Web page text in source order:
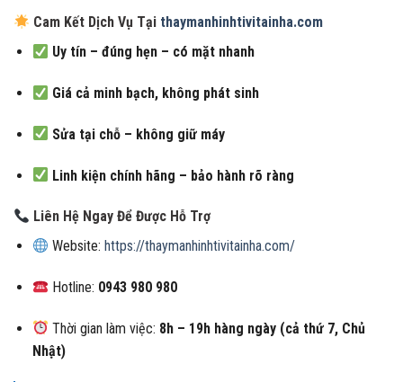
Cam Kết Dịch Vụ Tại thaymanhinhtivitainha.com
Uy tín – đúng hẹn – có mặt nhanh
Giá cả minh bạch, không phát sinh
Sửa tại chỗ – không giữ máy
Linh kiện chính hãng – bảo hành rõ ràng
Liên Hệ Ngay Để Được Hỗ Trợ
Website: https://thaymanhinhtivitainha.com/
Hotline: 0943 980 980
Thời gian làm việc: 8h – 19h hàng ngày (cả thứ 7, Chủ
Nhật)